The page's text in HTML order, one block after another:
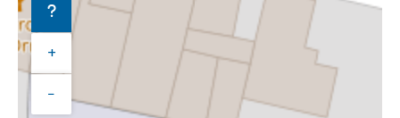
+
−